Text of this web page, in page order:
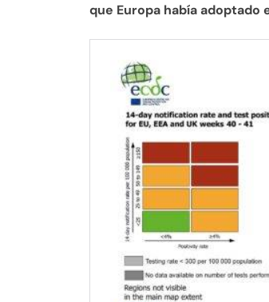
que Europa había